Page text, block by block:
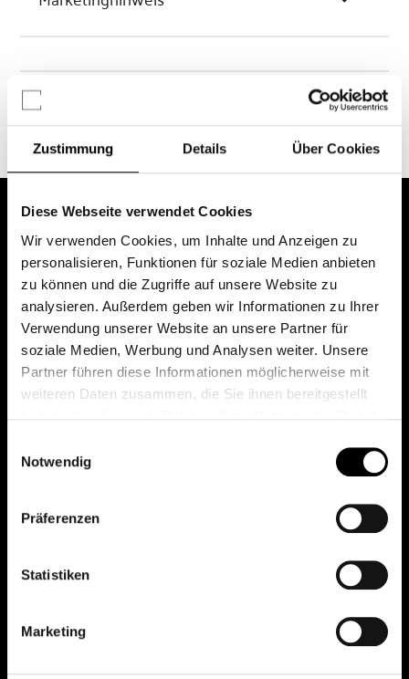
Zustimmung Details Über Cookies
Diese Webseite verwendet Cookies
Wir verwenden Cookies, um Inhalte und Anzeigen zu
personalisieren, Funktionen für soziale Medien anbieten
zu können und die Zugriffe auf unsere Website zu
analysieren. Außerdem geben wir Informationen zu Ihrer
Verwendung unserer Website an unsere Partner für
soziale Medien, Werbung und Analysen weiter. Unsere
Partner führen diese Informationen möglicherweise mit
weiteren Daten zusammen, die Sie ihnen bereitgestellt
Notwendig
Präferenzen
Statistiken
Marketing
Chancen & Risiken
Das erste Depot in Österreich mit 0€ Kontoführung,
0€ Ausgabeaufschlag und 0€ Depotgebühren bei
knapp 2000 Fonds und 0€ Orderspesen.
All rights reserved.
Depot eröffnen
Depot übertragen